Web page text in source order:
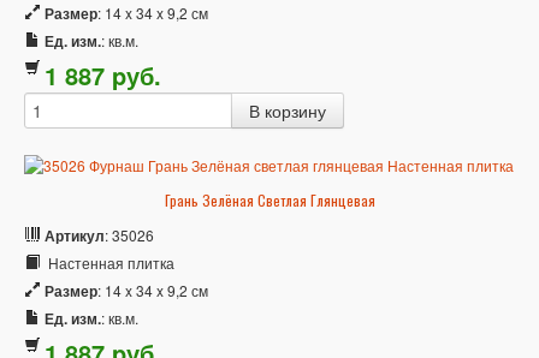
Размер: 14 x 34 x 9,2 см
Ед. изм.: кв.м.
1 887 pуб.
Грань Зелёная Светлая Глянцевая
Артикул: 35026
Настенная плитка
Размер: 14 x 34 x 9,2 см
Ед. изм.: кв.м.